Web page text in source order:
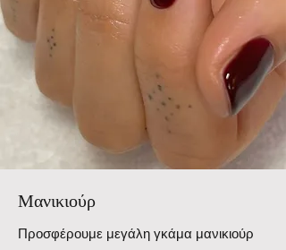
Μανικιούρ
Προσφέρουμε μεγάλη γκάμα μανικιούρ